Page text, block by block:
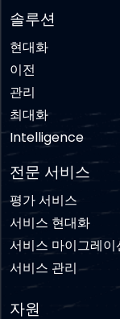
솔루션
현대화
이전
관리
최대화
Intelligence
전문 서비스
평가 서비스
서비스 현대화
서비스 마이그레이
서비스 관리
자원